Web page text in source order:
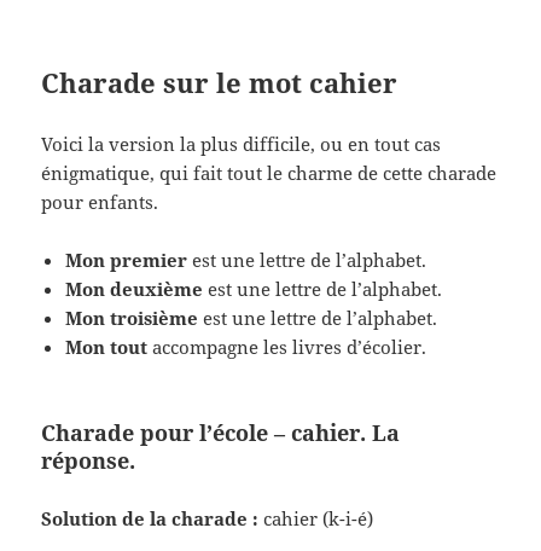
Charade sur le mot cahier
Voici la version la plus difficile, ou en tout cas
énigmatique, qui fait tout le charme de cette charade
pour enfants.
Mon premier est une lettre de l’alphabet.
Mon deuxième est une lettre de l’alphabet.
Mon troisième est une lettre de l’alphabet.
Mon tout accompagne les livres d’écolier.
Charade pour l’école – cahier. La
réponse.
Solution de la charade : cahier (k-i-é)